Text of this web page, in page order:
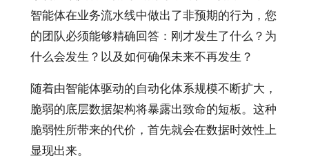
智能体在业务流水线中做出了非预期的行为，您
的团队必须能够精确回答：刚才发生了什么？为
什么会发生？以及如何确保未来不再发生？
随着由智能体驱动的自动化体系规模不断扩大，
脆弱的底层数据架构将暴露出致命的短板。这种
脆弱性所带来的代价，首先就会在数据时效性上
显现出来。